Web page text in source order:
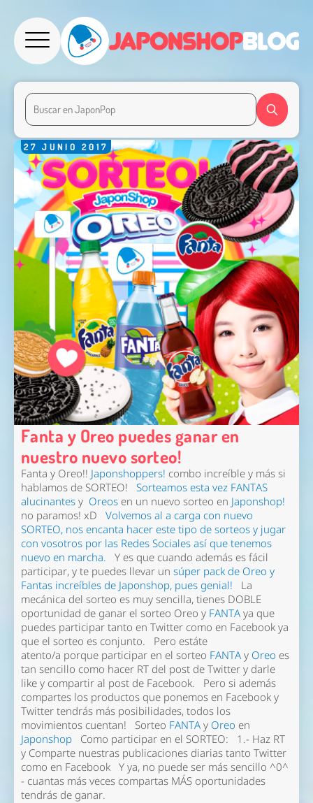
27 JUNIO 2017
Fanta y Oreo puedes ganar en
nuestro nuevo sorteo!
Fanta y Oreo!! Japonshoppers! combo increíble y más si
hablamos de SORTEO! Sorteamos esta vez FANTAS
alucinantesy Oreosen un nuevo sorteo en Japonshop!
no paramos! xD Volvemos al a carga con nuevo
SORTEO, nos encanta hacer este tipo de sorteos y jugar
con vosotros por las Redes Sociales así que tenemos
nuevo en marcha. Y es que cuando además es fácil
participar, y te puedes llevar un súper pack de Oreo y
Fantas increíbles de Japonshop, pues genial! La
mecánica del sorteo es muy sencilla, tienes DOBLE
oportunidad de ganar el sorteo Oreo y FANTAya que
puedes participar tanto en Twitter como en Facebook ya
que el sorteo es conjunto. Pero estáte
atento/a porque participar en el sorteo FANTAy Oreo es
tan sencillo como hacer RT del post de Twitter y darle
like y compartir al post de Facebook. Pero si además
compartes los productos que ponemos en Facebook y
Twitter tendrás más posibilidades, todos los
movimientos cuentan! Sorteo FANTAy Oreo en
JaponshopComo participar en el SORTEO: 1.- Haz RT
y Comparte nuestras publicaciones diarias tanto Twitter
como en Facebook Y ya, no puede ser más sencillo ^0^
- cuantas más veces compartas MÁS oportunidades
tendrás de ganar.